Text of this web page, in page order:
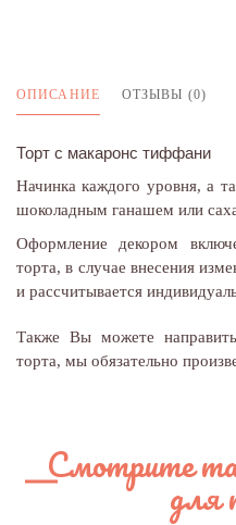
ОПИСАНИЕ ОТЗЫВЫ (0)
Торт с макаронс тиффани
Начинка каждого уровня, а
шоколадным ганашем или
Оформление декором
торта, в случае внесения
и рассчитывается
Также Вы можете
торта, мы обязательно
Смотрите
для